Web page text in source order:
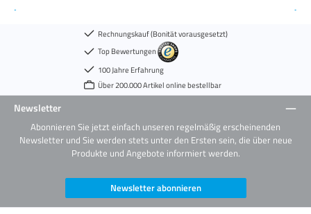
Rechnungskauf (Bonität vorausgesetzt)
Top Bewertungen
100 Jahre Erfahrung
Über 200.000 Artikel online bestellbar
Newsletter
Abonnieren Sie jetzt einfach unseren regelmäßig erscheinenden
Newsletter und Sie werden stets unter den Ersten sein, die über neue
Produkte und Angebote informiert werden.
Newsletter abonnieren